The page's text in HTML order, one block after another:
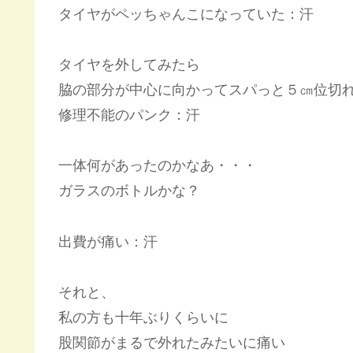
タイヤがペッちゃんこになっていた：汗
タイヤを外してみたら
脇の部分が中心に向かってスパっと５㎝位切
修理不能のパンク：汗
一体何があったのかなあ・・・
ガラスのボトルかな？
出費が痛い：汗
それと、
私の方も十年ぶりくらいに
股関節がまるで外れたみたいに痛い